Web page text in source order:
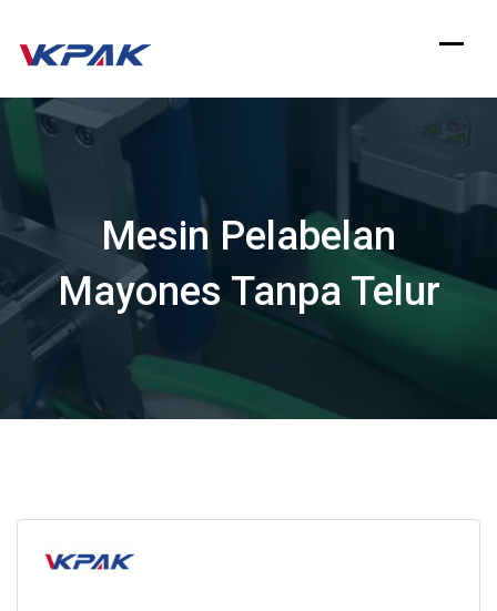
Langsung
Mesin Pelabelan
Mayones Tanpa Telur